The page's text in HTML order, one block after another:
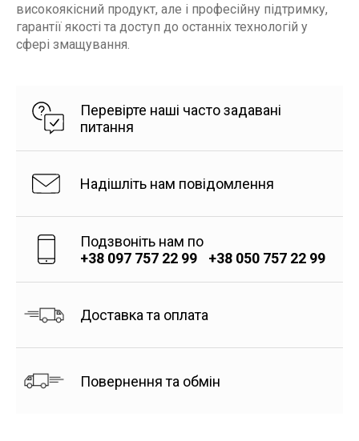
високоякісний продукт, але і професійну підтримку,
гарантії якості та доступ до останніх технологій у
сфері змащування.
Перевірте наші часто задавані
питання
Надішліть нам повідомлення
Подзвоніть нам по
+38 097 757 22 99
+38 050 757 22 99
Доставка та оплата
Повернення та обмін